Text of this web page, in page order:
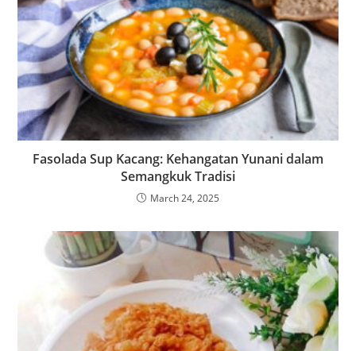
Fasolada Sup Kacang: Kehangatan Yunani dalam
Semangkuk Tradisi
March 24, 2025